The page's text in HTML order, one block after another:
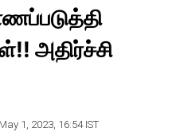
அதிர்ச்சி
May 1, 2023, 16:54 IST